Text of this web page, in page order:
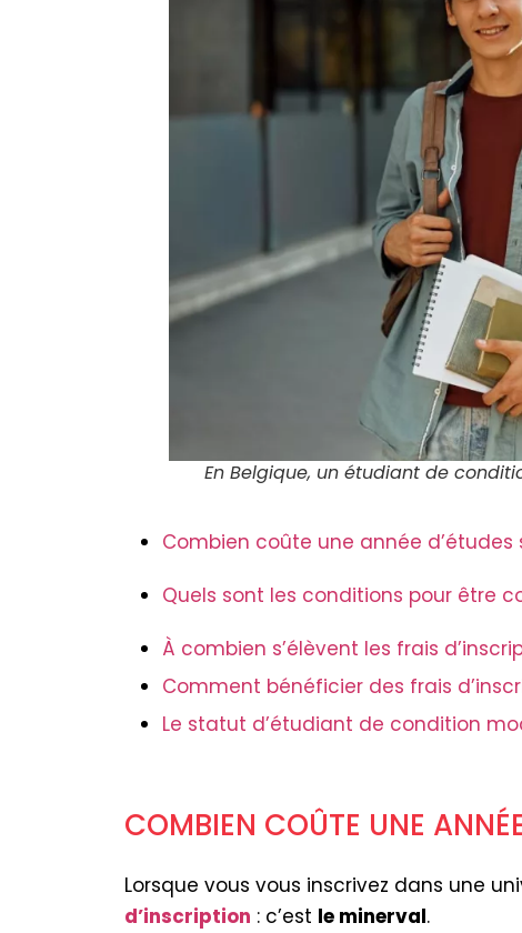
En Belgique, un étudiant de
Combien coûte une année d’études
Quels sont les conditions pour être
À combien s’élèvent les frais
Comment bénéficier des frais
Le statut d’étudiant de condition
COMBIEN COÛTE UNE
Lorsque vous vous inscrivez dans une
d’inscription : c’est le minerval.